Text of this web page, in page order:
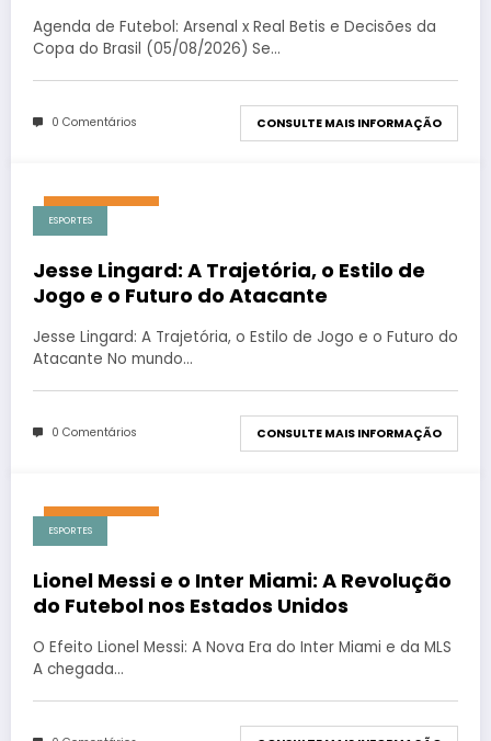
Agenda de Futebol: Arsenal x Real Betis e Decisões da
Copa do Brasil (05/08/2026) Se…
0 Comentários CONSULTE MAIS INFORMAÇÃO
ESPORTES
Jesse Lingard: A Trajetória, o Estilo de
Jogo e o Futuro do Atacante
Jesse Lingard: A Trajetória, o Estilo de Jogo e o Futuro do
Atacante No mundo…
0 Comentários CONSULTE MAIS INFORMAÇÃO
ESPORTES
Lionel Messi e o Inter Miami: A Revolução
do Futebol nos Estados Unidos
O Efeito Lionel Messi: A Nova Era do Inter Miami e da MLS
A chegada…